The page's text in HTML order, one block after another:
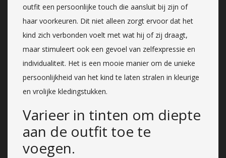
outfit een persoonlijke touch die aansluit bij zijn of
haar voorkeuren. Dit niet alleen zorgt ervoor dat het
kind zich verbonden voelt met wat hij of zij draagt,
maar stimuleert ook een gevoel van zelfexpressie en
individualiteit. Het is een mooie manier om de unieke
persoonlijkheid van het kind te laten stralen in kleurige
en vrolijke kledingstukken.
Varieer in tinten om diepte
aan de outfit toe te
voegen.